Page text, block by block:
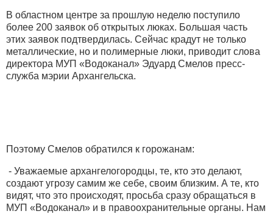
В областном центре за прошлую неделю поступило
более 200 заявок об открытых люках. Большая часть
этих заявок подтвердилась. Сейчас крадут не только
металлические, но и полимерные люки, приводит слова
директора МУП «Водоканал» Эдуард Смелов пресс-
служба мэрии Архангельска.
Поэтому Смелов обратился к горожанам:
- Уважаемые архангелогородцы, те, кто это делают,
создают угрозу самим же себе, своим близким. А те, кто
видят, что это происходят, просьба сразу обращаться в
МУП «Водоканал» и в правоохранительные органы. Нам